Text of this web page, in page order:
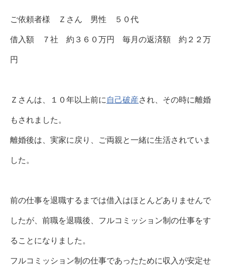
ご依頼者様 Ｚさん 男性 ５０代
借入額 ７社 約３６０万円 毎月の返済額 約２２万
円
Ｚさんは、１０年以上前に 自己破産され、その時に離婚
もされました。
離婚後は、実家に戻り、ご両親と一緒に生活されていま
した。
前の仕事を退職するまでは借入はほとんどありませんで
したが、前職を退職後、フルコミッション制の仕事をす
ることになりました。
フルコミッション制の仕事であったために収入が安定せ